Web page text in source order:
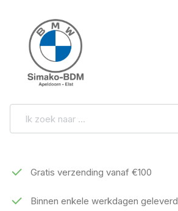
Gratis verzending vanaf €100
Binnen enkele werkdagen geleverd